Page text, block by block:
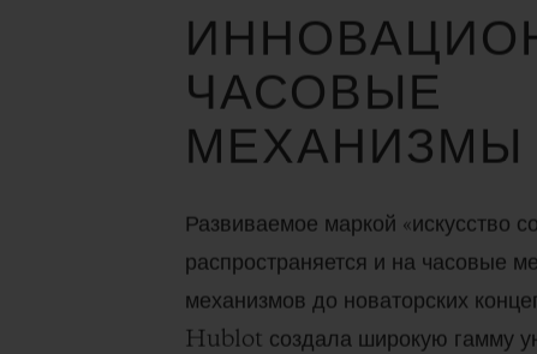
ЧАСОВЫЕ
МЕХАНИЗМЫ
Развиваемое маркой «искусство
распространяется и на часовые
механизмов до новаторских
Hublot создала широкую гамму